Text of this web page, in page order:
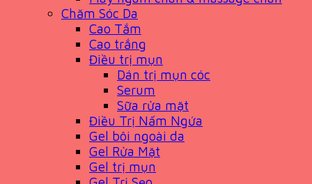
Chăm Sóc Da
Cao Tắm
Cao trắng
Điều trị mụn
Dán trị mụn cóc
Serum
Sữa rửa mặt
Điều Trị Nấm Ngứa
Gel bôi ngoài da
Gel Rửa Mặt
Gel trị mụn